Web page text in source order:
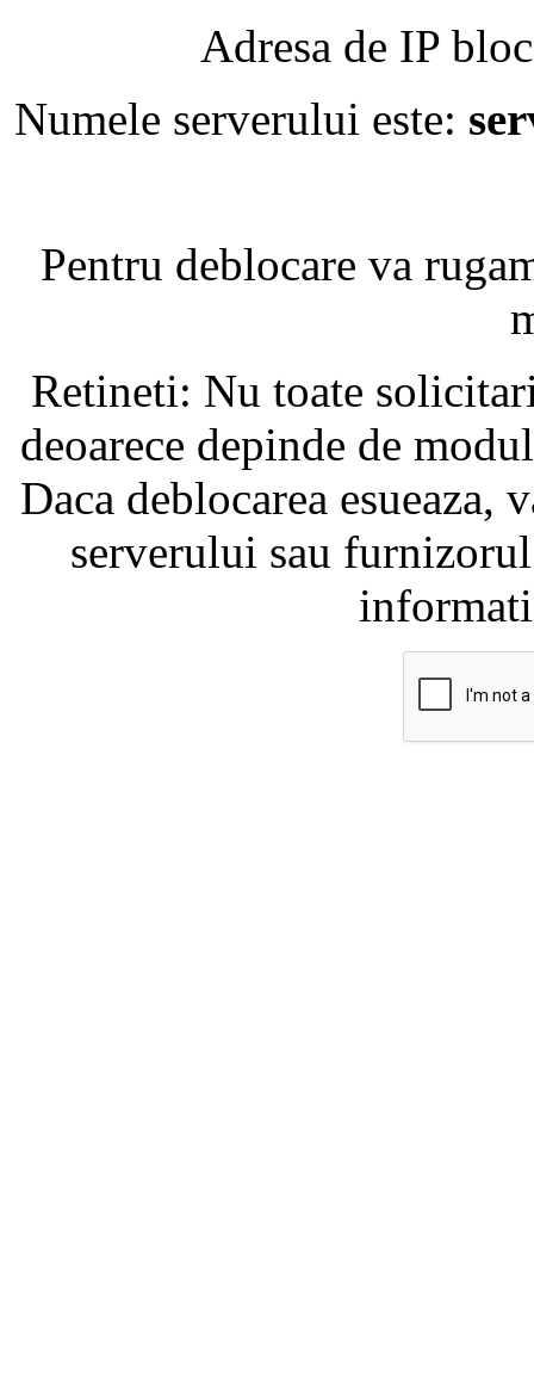
Adresa de IP
Numele serverului este:
Pentru deblocare va
Retineti: Nu toate
deoarece depinde de
Daca deblocarea
serverului sau